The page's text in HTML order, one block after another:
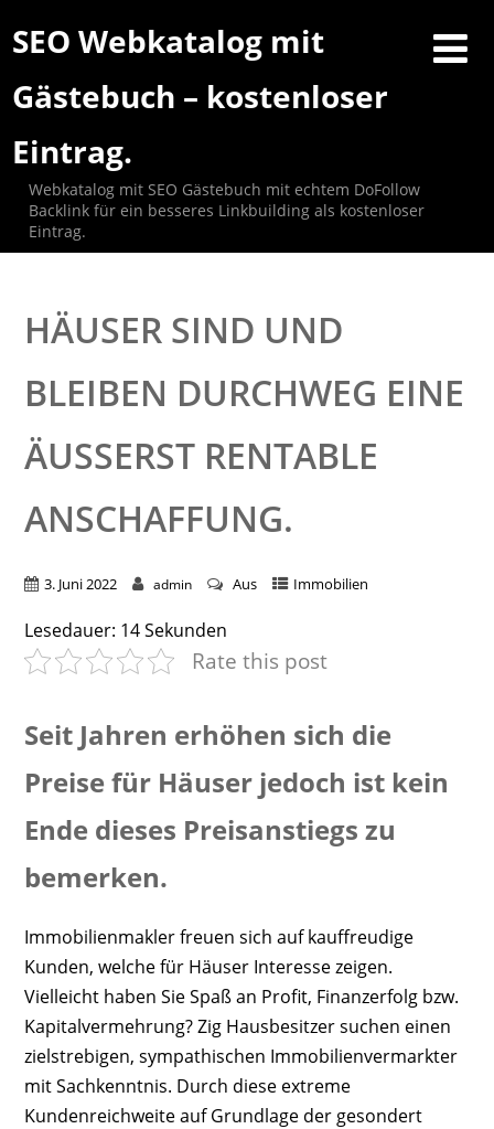
SEO Webkatalog mit
Gästebuch – kostenloser
Eintrag.
Webkatalog mit SEO Gästebuch mit echtem DoFollow
Backlink für ein besseres Linkbuilding als kostenloser
Eintrag.
HÄUSER SIND UND
BLEIBEN DURCHWEG EINE
ÄUSSERST RENTABLE A
NSCHAFFUNG.
3. Juni 2022 admin Aus Immobilien
Lesedauer: 14Sekunden
Rate this post
Seit Jahren erhöhen sich die
Preise für Häuser jedoch ist kein
Ende dieses Preisanstiegs zu
bemerken.
Immobilienmakler freuen sich auf kauffreudige
Kunden, welche für Häuser Interesse zeigen.
Vielleicht haben Sie Spaß an Profit, Finanzerfolg bzw.
Kapitalvermehrung? Zig Hausbesitzer suchen einen
zielstrebigen, sympathischen Immobilienvermarkter
mit Sachkenntnis. Durch diese extreme
Kundenreichweite auf Grundlage der gesondert